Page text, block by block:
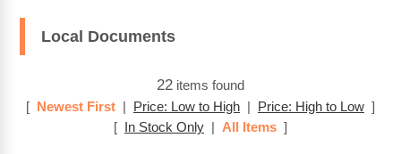
Local Documents
22 items found
[ Newest First | Price: Low to High | Price: High to Low ]
[ In Stock Only | All Items ]